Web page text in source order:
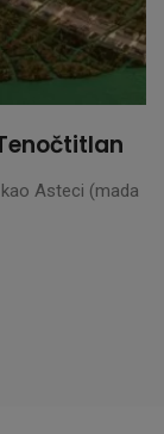
Asteci (mada